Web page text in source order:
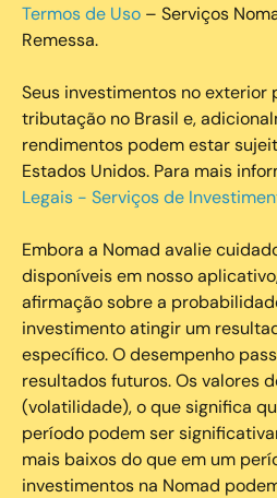
Termos de Uso – Serviços
Remessa.
Seus investimentos no exterior
tributação no Brasil e,
rendimentos podem estar
Estados Unidos. Para mais
Legais - Serviços de
Embora a Nomad avalie
disponíveis em nosso
afirmação sobre a
investimento atingir um
específico. O desempenho
resultados futuros. Os valores
(volatilidade), o que significa
período podem ser
mais baixos do que em um
investimentos na Nomad